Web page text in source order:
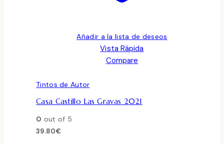
Añadir a la lista de deseos
Vista Rápida
Compare
Tintos de Autor
Casa Castillo Las Gravas 2021
0 out of 5
39.80€